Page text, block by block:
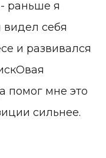
раньше я
видел себя
и развивался
помог мне это
сильнее.